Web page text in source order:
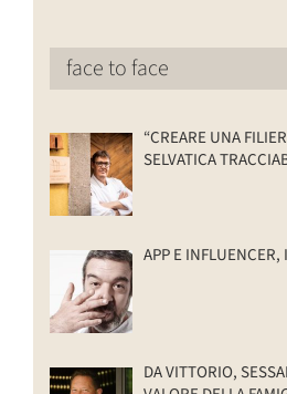
face to face
“CREARE UNA
SELVATICA
APP E INFLUENCER,
DA VITTORIO,